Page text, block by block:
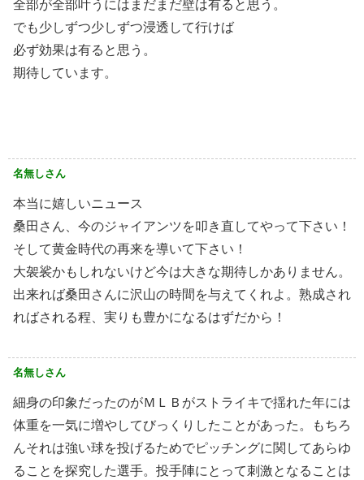
全部が全部叶うにはまだまだ壁は有ると思う。
でも少しずつ少しずつ浸透して行けば
必ず効果は有ると思う。
期待しています。
名無しさん
本当に嬉しいニュース
桑田さん、今のジャイアンツを叩き直してやって下さい！
そして黄金時代の再来を導いて下さい！
大袈裟かもしれないけど今は大きな期待しかありません。
出来れば桑田さんに沢山の時間を与えてくれよ。熟成され
ればされる程、実りも豊かになるはずだから！
名無しさん
細身の印象だったのがＭＬＢがストライキで揺れた年には
体重を一気に増やしてびっくりしたことがあった。もちろ
んそれは強い球を投げるためでピッチングに関してあらゆ
ることを探究した選手。投手陣にとって刺激となることは